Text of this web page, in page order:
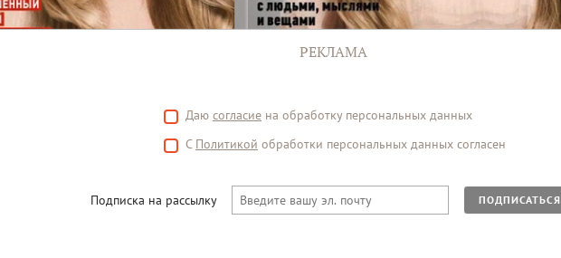
РЕКЛАМА
Даю согласие на обработку персональных данных
С Политикой обработки персональных данных согласен
Подписка на рассылку ПОДПИСАТЬСЯ